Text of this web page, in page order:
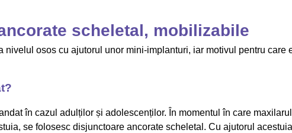
scheletal, mobilizabile
nivelul osos cu ajutorul unor mini-implanturi, iar motivul pentru
în cazul adulților și adolescenților. În momentul în care
se folosesc disjunctoare ancorate scheletal. Cu ajutorul